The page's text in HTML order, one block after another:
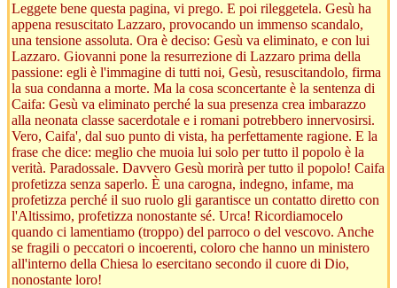
Leggete bene questa pagina, vi prego. E poi rileggetela. Gesù ha
appena resuscitato Lazzaro, provocando un immenso scandalo,
una tensione assoluta. Ora è deciso: Gesù va eliminato, e con lui
Lazzaro. Giovanni pone la resurrezione di Lazzaro prima della
passione: egli è l'immagine di tutti noi, Gesù, resuscitandolo, firma
la sua condanna a morte. Ma la cosa sconcertante è la sentenza di
Caifa: Gesù va eliminato perché la sua presenza crea imbarazzo
alla neonata classe sacerdotale e i romani potrebbero innervosirsi.
Vero, Caifa', dal suo punto di vista, ha perfettamente ragione. E la
frase che dice: meglio che muoia lui solo per tutto il popolo è la
verità. Paradossale. Davvero Gesù morirà per tutto il popolo! Caifa
profetizza senza saperlo. È una carogna, indegno, infame, ma
profetizza perché il suo ruolo gli garantisce un contatto diretto con
l'Altissimo, profetizza nonostante sé. Urca! Ricordiamocelo
quando ci lamentiamo (troppo) del parroco o del vescovo. Anche
se fragili o peccatori o incoerenti, coloro che hanno un ministero
all'interno della Chiesa lo esercitano secondo il cuore di Dio,
nonostante loro!